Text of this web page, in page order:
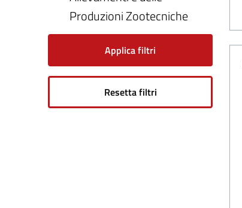
Produzioni Zootecniche
Applica filtri
Resetta filtri